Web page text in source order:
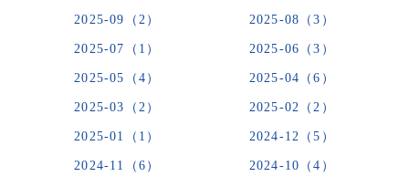
2025-09（2） 2025-08（3）
2025-07（1） 2025-06（3）
2025-05（4） 2025-04（6）
2025-03（2） 2025-02（2）
2025-01（1） 2024-12（5）
2024-11（6） 2024-10（4）